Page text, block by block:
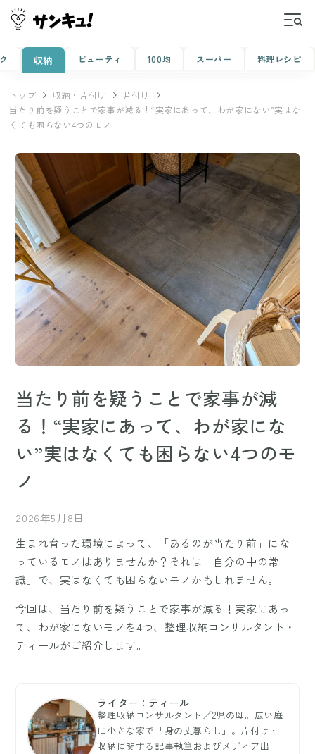
収納 ビューティ 100均 スーパー 料理レシピ
トップ 収納・片付け
片付け
当たり前を疑うことで家事が減る！“実家にあって、わが家にない”実はな
くても困らない4つのモノ
当たり前を疑うことで家事が減
る！“実家にあって、わが家にな
い”実はなくても困らない4つのモ
ノ
2026年5月8日
生まれ育った環境によって、「あるのが当たり前」にな
っているモノはありませんか？それは「自分の中の常
識」で、実はなくても困らないモノかもしれません。
今回は、当たり前を疑うことで家事が減る！実家にあっ
て、わが家にないモノを4つ、整理収納コンサルタント・
ティールがご紹介します。
ライター：ティール
整理収納コンサルタント／2児の母。広い庭
に小さな家で「身の丈暮らし」。片付け・
収納に関する記事執筆およびメディア出